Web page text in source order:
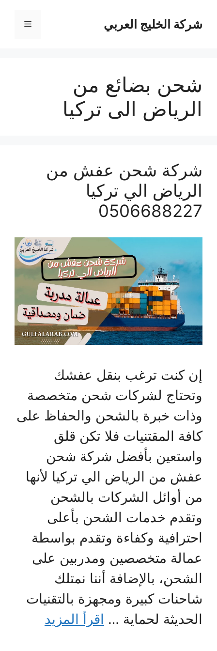
المحتوىشركة الخليج العربي القائمة
شحن بضائع من
الرياض الى تركيا
شركة شحن عفش من
الرياض الي تركيا
0506688227
إن كنت ترغب بنقل عفشك
وتحتاج لشركات شحن متخصصة
وذات خبرة بالشحن والحفاظ على
كافة المقتنيات فلا تكن قلق
واستعين بأفضل شركة شحن
عفش من الرياض الي تركيا لأنها
من أوائل الشركات بالشحن
وتقدم خدمات الشحن بأعلى
احترافية وكفاءة وتقدم بواسطة
عمالة متخصصين ومدربين على
الشحن، بالإضافة أننا نمتلك
شاحنات كبيرة ومجهزة بالتقنيات
الحديثة لحماية … اقرأ المزيد